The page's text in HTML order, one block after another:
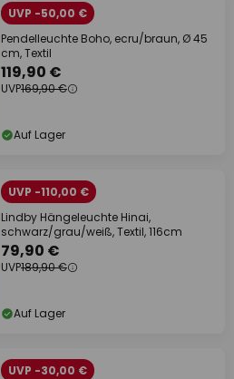
UVP -50,00 €
Pendelleuchte Boho, ecru/braun, Ø 45
cm, Textil
119,90 €
UVP169,90 €
Auf Lager
UVP -110,00 €
Lindby Hängeleuchte Hinai,
schwarz/grau/weiß, Textil, 116cm
79,90 €
UVP189,90 €
Auf Lager
UVP -30,00 €